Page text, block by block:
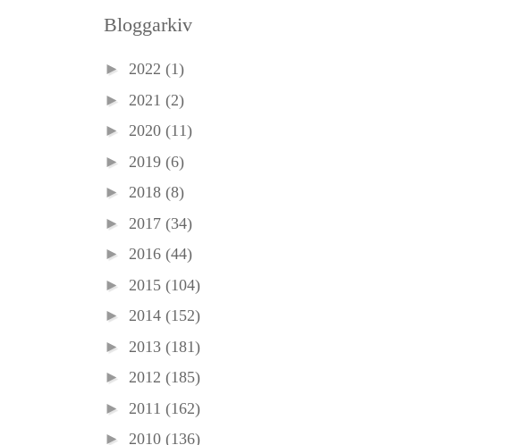
Bloggarkiv
► 2022 (1)
► 2021 (2)
► 2020 (11)
► 2019 (6)
► 2018 (8)
► 2017 (34)
► 2016 (44)
► 2015 (104)
► 2014 (152)
► 2013 (181)
► 2012 (185)
► 2011 (162)
► 2010 (136)